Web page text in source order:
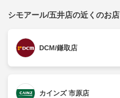
シモアール/五井店の近くのお店
DCM/鎌取店
カインズ 市原店